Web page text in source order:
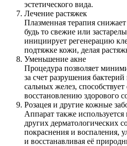
эстетического вида.
Лечение растяжек
Плазменная терапия
будь то свежие или
инициирует регенерацию
подтяжке кожи, делая
Уменьшение акне
Процедура позволяет
за счет разрушения
сальных желез,
восстановлению здорового
Розацея и другие кожные
Аппарат также
других дерматологических
покраснения и воспаления,
и восстанавливая её